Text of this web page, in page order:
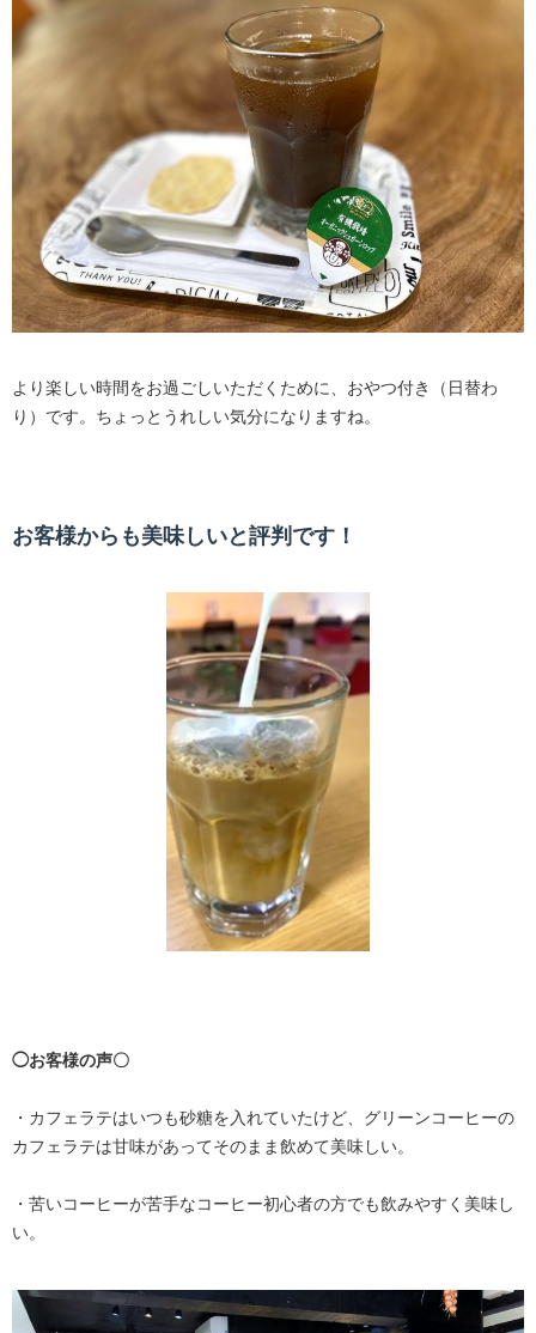
より楽しい時間をお過ごしいただくために、おやつ付き（日替わ
り）です。ちょっとうれしい気分になりますね。
お客様からも美味しいと評判です！
◯お客様の声〇
・カフェラテはいつも砂糖を入れていたけど、グリーンコーヒーの
カフェラテは甘味があってそのまま飲めて美味しい。
・苦いコーヒーが苦手なコーヒー初心者の方でも飲みやすく美味し
い。